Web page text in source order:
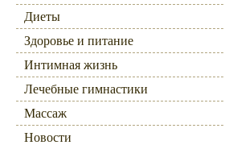
Диеты
Здоровье и питание
Интимная жизнь
Лечебные гимнастики
Массаж
Новости